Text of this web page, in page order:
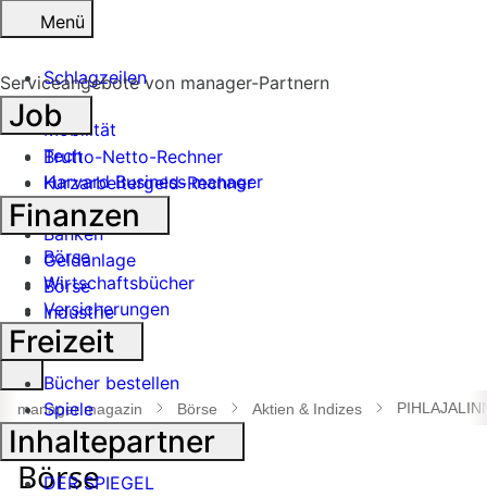
Menü
Schlagzeilen
Mobilität
Tech
Harvard Business manager
Handel
Banken
Geldanlage
Börse
Industrie
Suche
öffnen
manager magazin Börse Aktien & Indizes
Serviceangebote von manager-Partnern
Job
Brutto-Netto-Rechner
Kurzarbeitergeld-Rechner
Finanzen
Börse
Wirtschaftsbücher
Versicherungen
Freizeit
Bücher bestellen
Spiele
Inhaltepartner
DER SPIEGEL